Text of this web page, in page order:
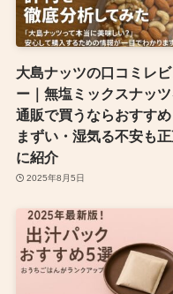
大島ナッツの口コミレビ
ー｜無塩ミックスナッ
通販で買うならおすすめ
まずい・湿気る不安も
に紹介
2025年8月5日